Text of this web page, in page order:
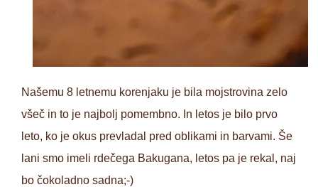
Našemu 8 letnemu korenjaku je bila mojstrovina zelo
všeč in to je najbolj pomembno. In letos je bilo prvo
leto, ko je okus prevladal pred oblikami in barvami. Še
lani smo imeli rdečega Bakugana, letos pa je rekal, naj
bo čokoladno sadna;-)